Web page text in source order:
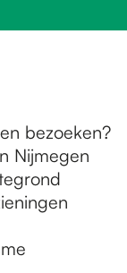
bezoeken?
Nijmegen